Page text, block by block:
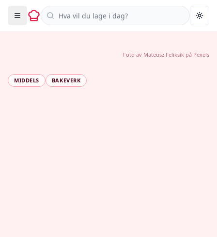
Søk i oppskrifter
MIDDELS BAKEVERK
Foto av Mateusz Feliksik på Pexels